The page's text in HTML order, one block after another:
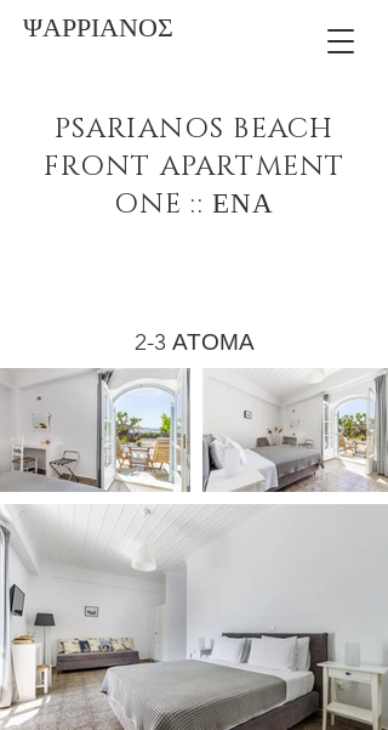
ΨΑΡΡΙΑΝΟΣ
PSARIANOS BEACH
FRONT APARTMENT
ONE :: ΕΝΑ
2-3 ΑΤΟΜΑ